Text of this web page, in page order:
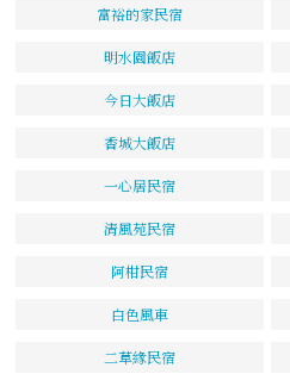
富裕的家民宿
明水園飯店
今日大飯店
香城大飯店
一心居民宿
清風苑民宿
阿柑民宿
白色風車
二草緣民宿